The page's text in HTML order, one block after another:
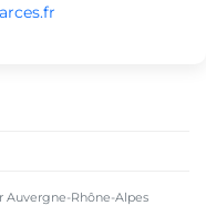
Auvergne-Rhône-Alpes